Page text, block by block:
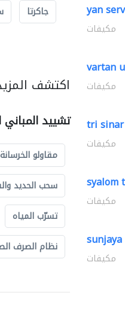
جاكرتا
اكتشف
تشييد
مقاولو الخرسانة
سحب الحديد
تسرّب المياه
نظام الصرف
yan
مكيفات
vartan
مكيفات
tri
مكيفات
syalom
مكيفات
مكيفات